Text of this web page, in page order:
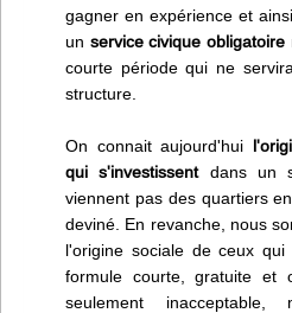
gagner en expérience et
un service civique obligatoire
courte période qui ne
structure.
On connait aujourd'hui
qui s'investissentdans un
viennent pas des quartiers
deviné. En revanche, nous
l'origine sociale de ceux
formule courte, gratuite et
seulement